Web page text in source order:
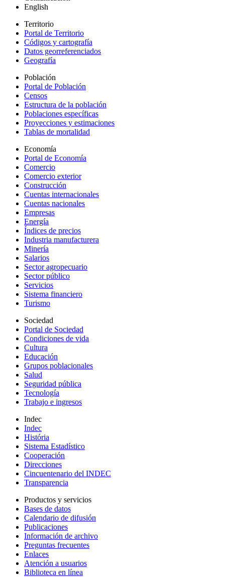
English
Territorio
Portal de Territorio
Códigos y cartografía
Datos georreferenciados
Geografía
Población
Portal de Población
Censos
Estructura de la población
Poblaciones específicas
Proyecciones y estimaciones
Tablas de mortalidad
Economía
Portal de Economía
Comercio
Comercio exterior
Construcción
Cuentas internacionales
Cuentas nacionales
Empresas
Energía
Índices de precios
Industria manufacturera
Minería
Salarios
Sector agropecuario
Sector público
Servicios
Sistema financiero
Turismo
Sociedad
Portal de Sociedad
Condiciones de vida
Cultura
Educación
Grupos poblacionales
Salud
Seguridad pública
Tecnología
Trabajo e ingresos
Indec
Indec
História
Sistema Estadístico
Cooperación
Direcciones
Cincuentenario del INDEC
Transparencia
Productos y servicios
Bases de datos
Calendario de difusión
Publicaciones
Información de archivo
Preguntas frecuentes
Enlaces
Atención a usuarios
Biblioteca en línea